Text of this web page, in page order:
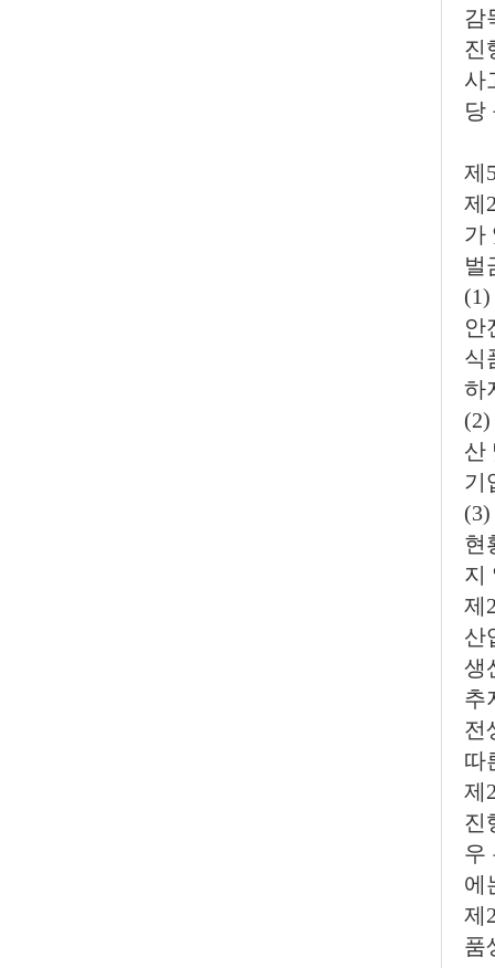
감
진
사
당
제
제
가
벌
안
식
하
산
기
현
지
제
산
생
추
전
따
제
진
우
에
제
품